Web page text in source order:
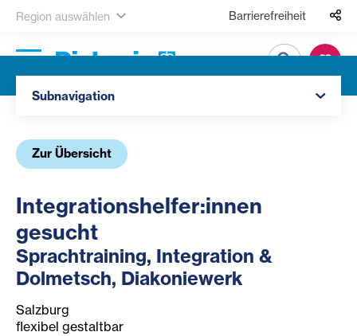
Region auswählen Barrierefreiheit
Subnavigation
Zur Übersicht
Integrationshelfer:innen
gesucht
Sprachtraining, Integration &
Dolmetsch, Diakoniewerk
Salzburg
flexibel gestaltbar